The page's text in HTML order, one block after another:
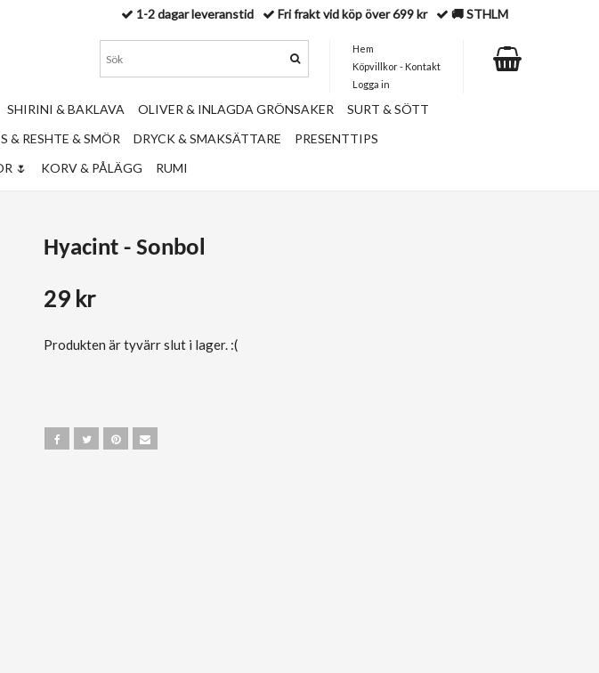
Hyacint - Sonbol
29 kr
Produkten är tyvärr slut i lager. :(
1-2 dagar leveranstid Fri frakt vid köp över 699 kr 🚚 STHLM
Hem
Köpvillkor - Kontakt
Logga in
SHIRINI & BAKLAVA OLIVER & INLAGDA GRÖNSAKER
SURT & SÖTT
& RESHTE & SMÖR DRYCK & SMAKSÄTTARE
PRESENTTIPS
🌷 KORV & PÅLÄGG RUMI